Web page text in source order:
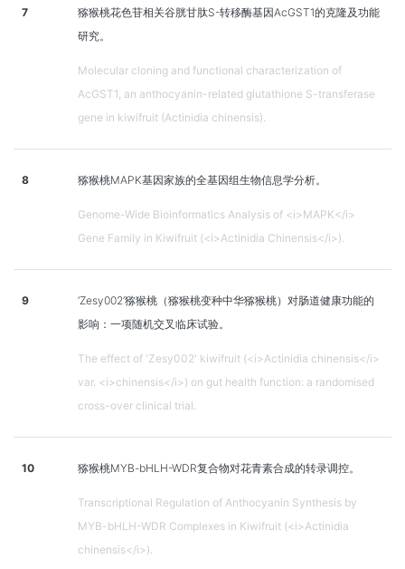
7
猕猴桃花色苷相关谷胱甘肽S-转移酶基因AcGST1的克隆及功能
研究。
Molecular cloning and functional characterization of
AcGST1, an anthocyanin-related glutathione S-transferase
gene in kiwifruit (Actinidia chinensis).
8 猕猴桃MAPK基因家族的全基因组生物信息学分析。
Genome-Wide Bioinformatics Analysis of <i>MAPK</i>
Gene Family in Kiwifruit (<i>Actinidia Chinensis</i>).
9
‘Zesy002’猕猴桃（猕猴桃变种中华猕猴桃）对肠道健康功能的
影响：一项随机交叉临床试验。
The effect of 'Zesy002' kiwifruit (<i>Actinidia chinensis</i>
var. <i>chinensis</i>) on gut health function: a randomised
cross-over clinical trial.
10 猕猴桃MYB-bHLH-WDR复合物对花青素合成的转录调控。
Transcriptional Regulation of Anthocyanin Synthesis by
MYB-bHLH-WDR Complexes in Kiwifruit (<i>Actinidia
chinensis</i>).